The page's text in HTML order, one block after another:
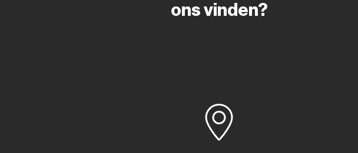
ons vinden?